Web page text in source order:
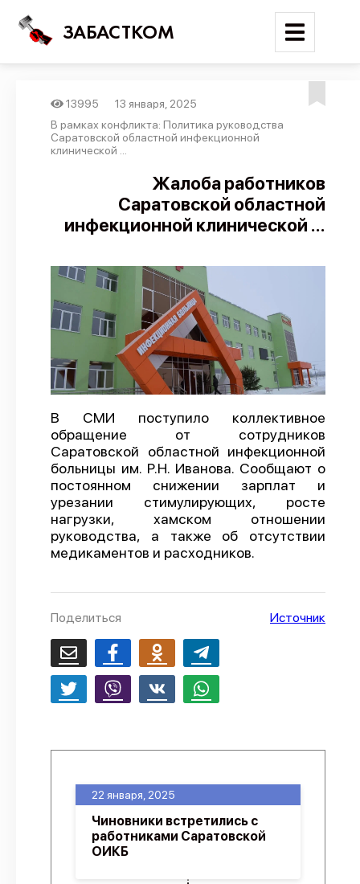
ЗАБАСТКОМ
Войти
Новости
Карта событий
Отчеты
Предложить публикацию
Справочник
API
О проекте
Политика конфиденциальности
13995
13 января, 2025
В рамках конфликта: Политика руководства
Саратовской областной инфекционной
клинической ...
Жалоба работников
Саратовской областной
инфекционной клинической ...
В СМИ поступило коллективное
обращение от сотрудников
Саратовской областной инфекционной
больницы им. Р.Н. Иванова. Сообщают о
постоянном снижении зарплат и
урезании стимулирующих, росте
нагрузки, хамском отношении
руководства, а также об отсутствии
медикаментов и расходников.
Поделиться Источник
22 января, 2025
Чиновники встретились с
работниками Саратовской
ОИКБ